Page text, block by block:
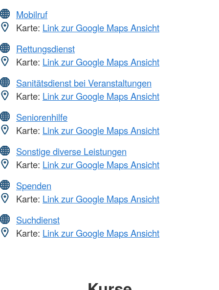
Mobilruf
Karte: Link zur Google Maps Ansicht
Rettungsdienst
Karte: Link zur Google Maps Ansicht
Sanitätsdienst bei Veranstaltungen
Karte: Link zur Google Maps Ansicht
Seniorenhilfe
Karte: Link zur Google Maps Ansicht
Sonstige diverse Leistungen
Karte: Link zur Google Maps Ansicht
Spenden
Karte: Link zur Google Maps Ansicht
Suchdienst
Karte: Link zur Google Maps Ansicht